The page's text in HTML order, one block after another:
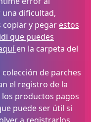
una dificultad,
copiar y pegar estos
que puedes
en la carpeta del
colección de parches
el registro de la
productos pagos
puede ser útil si